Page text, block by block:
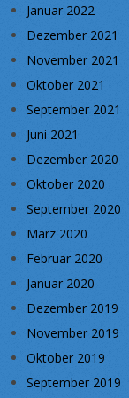
Januar 2022
Dezember 2021
November 2021
Oktober 2021
September 2021
Juni 2021
Dezember 2020
Oktober 2020
September 2020
März 2020
Februar 2020
Januar 2020
Dezember 2019
November 2019
Oktober 2019
September 2019